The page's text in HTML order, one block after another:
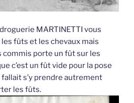
MARTINETTI vous
fûts et les chevaux mais
commis porte un fût sur les
c’est un fût vide pour la pose
fallait s’y prendre autrement
les fûts.